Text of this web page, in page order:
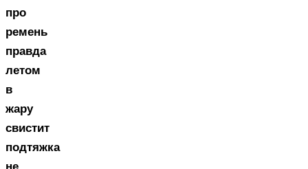
про
ремень
правда
летом
в
жару
свистит
подтяжка